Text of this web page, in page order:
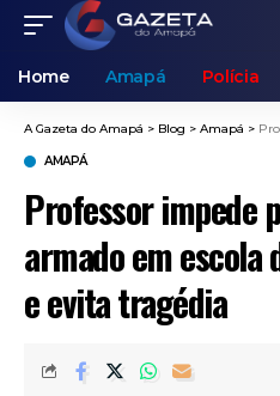
Home Amapá Polícia
A Gazeta do Amapá > Blog > Amapá >
AMAPÁ
Professor impede
armado em escola
e evita tragédia